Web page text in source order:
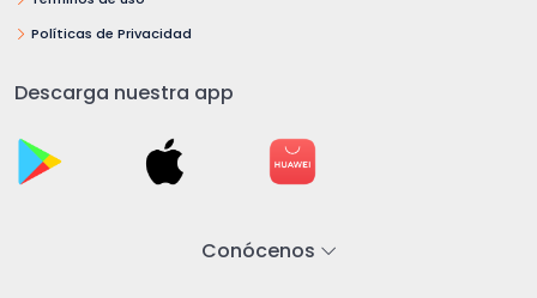
Políticas de Privacidad
Descarga nuestra app
Conócenos